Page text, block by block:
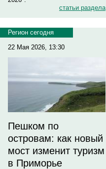
статьи раздела
Регион сегодня
22 Мая 2026, 13:30
Пешком по
островам: как новый
мост изменит туризм
в Приморье